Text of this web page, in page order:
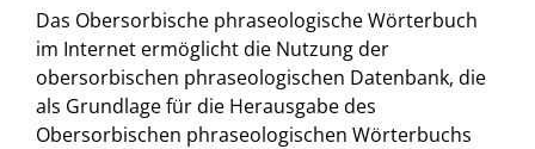
Das Obersorbische phraseologische Wörterbuch
im Internet ermöglicht die Nutzung der
obersorbischen phraseologischen Datenbank, die
als Grundlage für die Herausgabe des
Obersorbischen phraseologischen Wörterbuchs